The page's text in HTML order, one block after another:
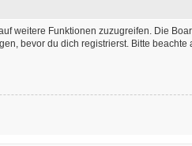
weitere Funktionen zuzugreifen. Die
bevor du dich registrierst. Bitte beachte